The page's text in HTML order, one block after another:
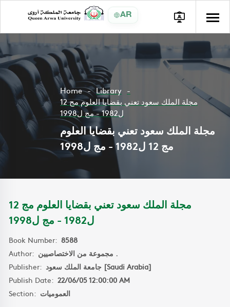
AR
Home
Library
مجلة الملك سعود تعني بقضايا العلوم مج 12
ل1982 - مج ل1998
مجلة الملك سعود تعني بقضايا العلوم
مج 12 ل1982 - مج ل1998
مجلة الملك سعود تعني بقضايا العلوم مج 12
ل1982 - مج ل1998
Book Number: 8588
Author:
مجموعة من الاختصاصيين .
Publisher:
جامعة الملك سعود [Saudi Arabia]
Publish Date: 22/06/05 12:00:00 AM
Section: العموميات